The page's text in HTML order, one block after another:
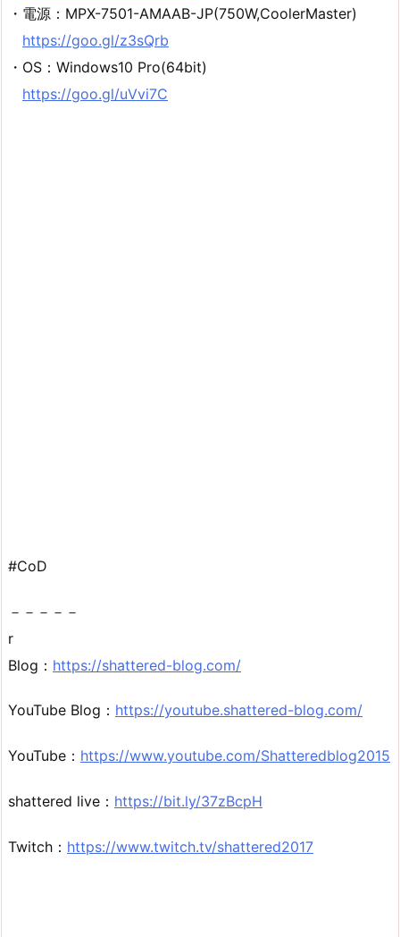
・電源：MPX-7501-AMAAB-JP(750W,CoolerMaster)
https://goo.gl/z3sQrb
・OS：Windows10 Pro(64bit)
https://goo.gl/uVvi7C
#CoD
－－－－－
r
Blog： https://shattered-blog.com/
YouTube Blog： https://youtube.shattered-blog.com/
YouTube： https://www.youtube.com/Shatteredblog2015
shattered live： https://bit.ly/37zBcpH
Twitch： https://www.twitch.tv/shattered2017